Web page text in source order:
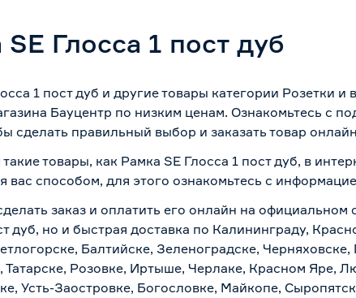
Глосса 1 пост дуб
1 пост дуб и другие товары категории Розетки
Бауцентр по низким ценам. Ознакомьтесь с
сделать правильный выбор и заказать товар
товары, как Рамка SE Глосса 1 пост дуб, в
вас способом, для этого ознакомьтесь с
заказ и оплатить его онлайн на официальном
дуб, но и быстрая доставка по Калининграду,
Балтийске, Зеленоградске,
Татарске, Розовке, Иртыше, Черлаке, Красном Яре,
Усть-Заостровке, Богословке, Майкопе,